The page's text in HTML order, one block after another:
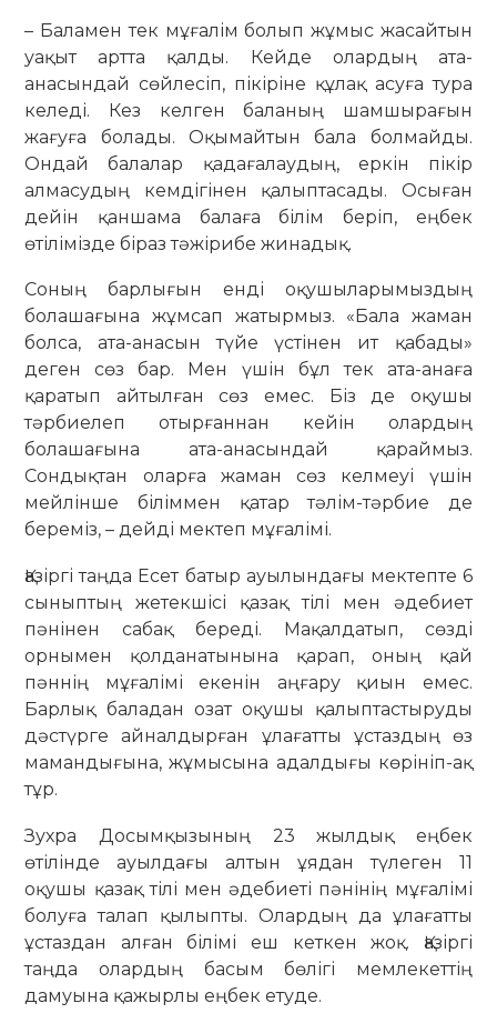
– Баламен тек мұғалім болып жұмыс жасайтын
уақыт артта қалды. Кейде олардың ата-
анасындай сөйлесіп, пікіріне құлақ асуға тура
келеді. Кез келген баланың шамшырағын
жағуға болады. Оқымайтын бала болмайды.
Ондай балалар қадағалаудың, еркін пікір
алмасудың кемдігінен қалыптасады. Осыған
дейін қаншама балаға білім беріп, еңбек
өтілімізде біраз тәжірибе жинадық.
Соның барлығын енді оқушыларымыздың
болашағына жұмсап жатырмыз. «Бала жаман
болса, ата-анасын түйе үстінен ит қабады»
деген сөз бар. Мен үшін бұл тек ата-анаға
қаратып айтылған сөз емес. Біз де оқушы
тәрбиелеп отырғаннан кейін олардың
болашағына ата-анасындай қараймыз.
Сондықтан оларға жаман сөз келмеуі үшін
мейлінше біліммен қатар тәлім-тәрбие де
береміз, – дейді мектеп мұғалімі.
Қазіргі таңда Есет батыр ауылындағы мектепте 6
сыныптың жетекшісі қазақ тілі мен әдебиет
пәнінен сабақ береді. Мақалдатып, сөзді
орнымен қолданатынына қарап, оның қай
пәннің мұғалімі екенін аңғару қиын емес.
Барлық баладан озат оқушы қалыптастыруды
дәстүрге айналдырған ұлағатты ұстаздың өз
мамандығына, жұмысына адалдығы көрініп-ақ
тұр.
Зухра Досымқызының 23 жылдық еңбек
өтілінде ауылдағы алтын ұядан түлеген 11
оқушы қазақ тілі мен әдебиеті пәнінің мұғалімі
болуға талап қылыпты. Олардың да ұлағатты
ұстаздан алған білімі еш кеткен жоқ. Қазіргі
таңда олардың басым бөлігі мемлекеттің
дамуына қажырлы еңбек етуде.